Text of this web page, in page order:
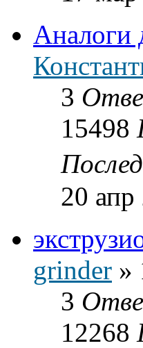
Аналоги
3
15498
20
grinder »
3
12268